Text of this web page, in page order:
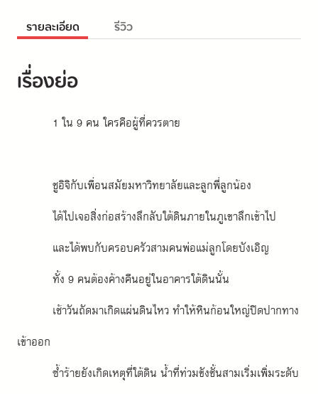
รายละเอียด รีวิว
เรื่องย่อ
1 ใน 9 คน ใครคือผู้ที่ควรตาย
ชูอิจิกับเพื่อนสมัยมหาวิทยาลัยและลูกพี่ลูกน้อง
ได้ไปเจอสิ่งก่อสร้างลึกลับใต้ดินภายในภูเขาลึกเข้าไป
และได้พบกับครอบครัวสามคนพ่อแม่ลูกโดยบังเอิญ
ทั้ง 9 คนต้องค้างคืนอยู่ในอาคารใต้ดินนั้น
เช้าวันถัดมาเกิดแผ่นดินไหว ทำให้หินก้อนใหญ่ปิดปากทาง
เข้าออก
ซํ้าร้ายยังเกิดเหตุที่ใต้ดิน นํ้าที่ท่วมขังชั้นสามเริ่มเพิ่มระดับ